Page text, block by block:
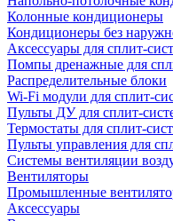
Колонные кондиционеры
Кондиционеры без
Аксессуары для сплит-
Помпы дренажные для
Распределительные блоки
Wi-Fi модули для сплит-
Пульты ДУ для сплит-
Термостаты для сплит-
Пульты управления для
Системы вентиляции
Вентиляторы
Промышленные
Аксессуары